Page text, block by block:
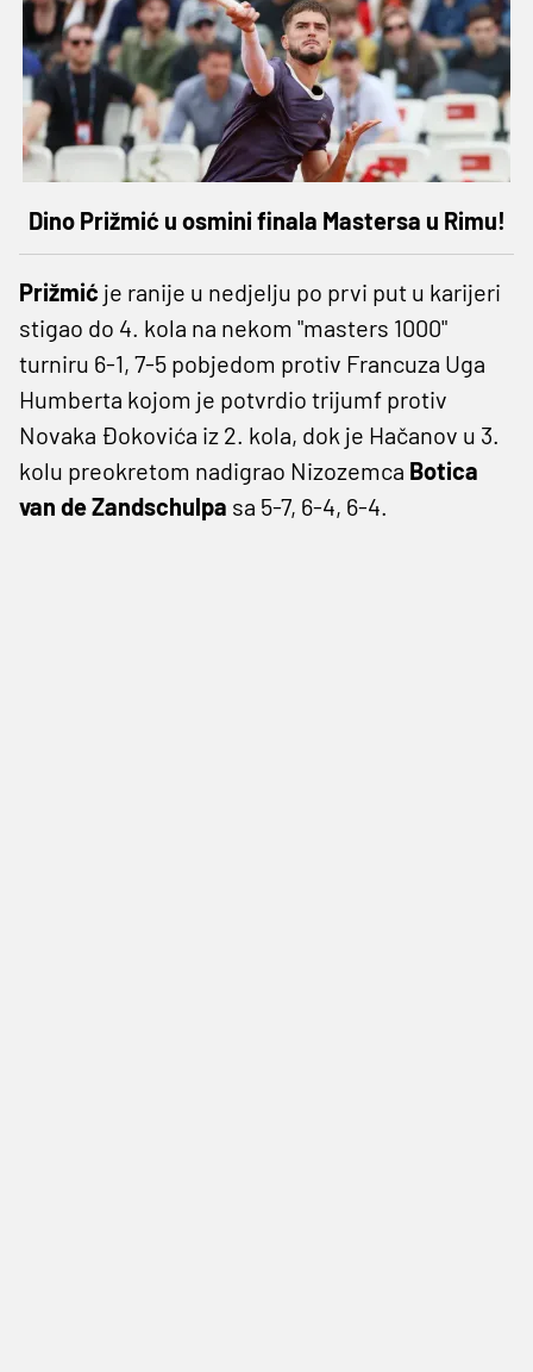
Dino Prižmić u osmini finala Mastersa u Rimu!
Prižmić je ranije u nedjelju po prvi put u karijeri
stigao do 4. kola na nekom "masters 1000"
turniru 6-1, 7-5 pobjedom protiv Francuza Uga
Humberta kojom je potvrdio trijumf protiv
Novaka Đokovića iz 2. kola, dok je Hačanov u 3.
kolu preokretom nadigrao Nizozemca Botica
van de Zandschulpa sa 5-7, 6-4, 6-4.